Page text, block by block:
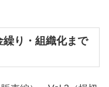
り・組織化まで